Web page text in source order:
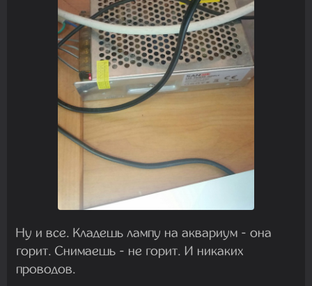
Ну и все. Кладешь лампу на аквариум - она
горит. Снимаешь - не горит. И никаких
проводов.